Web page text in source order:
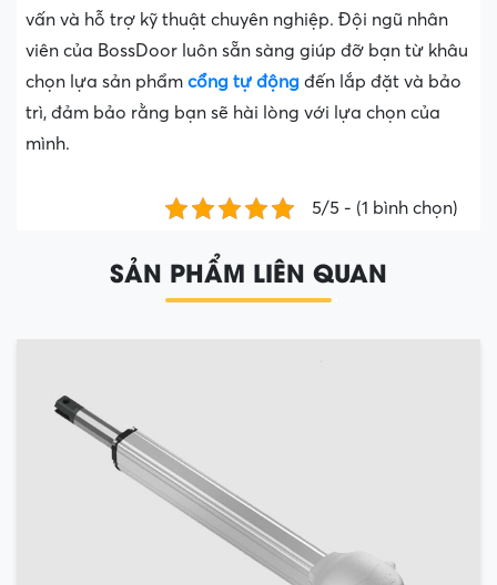
vấn và hỗ trợ kỹ thuật chuyên nghiệp. Đội ngũ nhân
viên của BossDoor luôn sẵn sàng giúp đỡ bạn từ khâu
chọn lựa sản phẩm cổng tự động đến lắp đặt và bảo
trì, đảm bảo rằng bạn sẽ hài lòng với lựa chọn của
mình.
5/5 - (1 bình chọn)
SẢN PHẨM LIÊN QUAN